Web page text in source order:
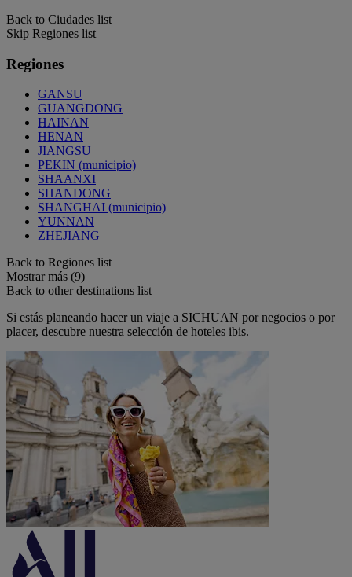
Back to Ciudades list
Skip Regiones list
Regiones
GANSU
GUANGDONG
HAINAN
HENAN
JIANGSU
PEKIN (municipio)
SHAANXI
SHANDONG
SHANGHAI (municipio)
YUNNAN
ZHEJIANG
Back to Regiones list
Mostrar más (9)
Back to other destinations list
Si estás planeando hacer un viaje a SICHUAN por negocios o por
placer, descubre nuestra selección de hoteles ibis.